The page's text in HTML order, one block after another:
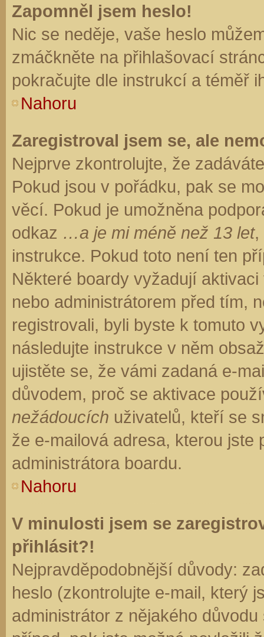
Zapomněl jsem heslo!
Nic se neděje, vaše heslo
zmáčkněte na přihlašovací
pokračujte dle instrukcí a téměř
Nahoru
Zaregistroval jsem se, ale
Nejprve zkontrolujte, že
Pokud jsou v pořádku, pak se
věcí. Pokud je umožněna
odkaz …a je mi méně než 13 let,
instrukce. Pokud toto není ten
Některé boardy vyžadují
nebo administrátorem před tím,
registrovali, byli byste k tomuto
následujte instrukce v něm
ujistěte se, že vámi zadaná e-
důvodem, proč se aktivace
nežádoucích uživatelů, kteří se
že e-mailová adresa, kterou jste
administrátora boardu.
Nahoru
V minulosti jsem se
přihlásit?!
Nejpravděpodobnější důvody:
heslo (zkontrolujte e-mail, který
administrátor z nějakého